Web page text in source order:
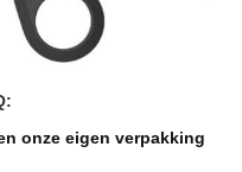
onze eigen verpakking